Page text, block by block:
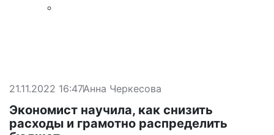
21.11.2022 16:47Анна Черкесова
Экономист научила, как снизить
расходы и грамотно распределить